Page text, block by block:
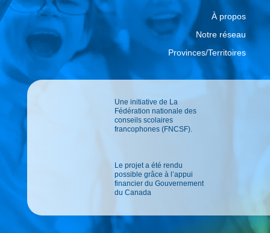
À propos
Notre réseau
Provinces/Territoires
Une initiative de La
Fédération nationale des
conseils scolaires
francophones (FNCSF).
Le projet a été rendu
possible grâce à l’appui
financier du Gouvernement
du Canada